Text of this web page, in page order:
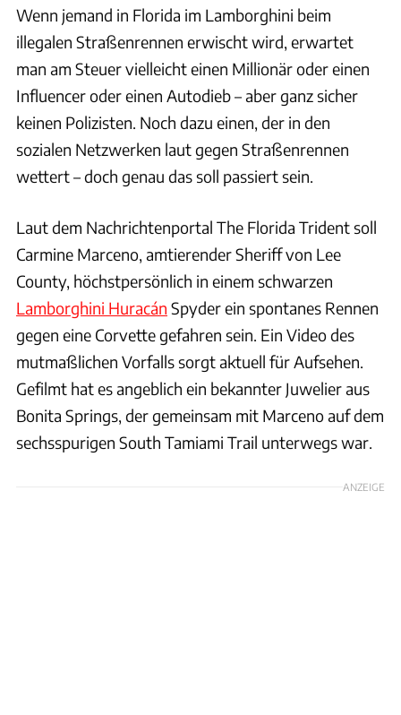
Wenn jemand in Florida im Lamborghini beim
illegalen Straßenrennen erwischt wird, erwartet
man am Steuer vielleicht einen Millionär oder einen
Influencer oder einen Autodieb – aber ganz sicher
keinen Polizisten. Noch dazu einen, der in den
sozialen Netzwerken laut gegen Straßenrennen
wettert – doch genau das soll passiert sein.
Laut dem Nachrichtenportal The Florida Trident soll
Carmine Marceno, amtierender Sheriff von Lee
County, höchstpersönlich in einem schwarzen
Lamborghini Huracán Spyder ein spontanes Rennen
gegen eine Corvette gefahren sein. Ein Video des
mutmaßlichen Vorfalls sorgt aktuell für Aufsehen.
Gefilmt hat es angeblich ein bekannter Juwelier aus
Bonita Springs, der gemeinsam mit Marceno auf dem
sechsspurigen South Tamiami Trail unterwegs war.
ANZEIGE